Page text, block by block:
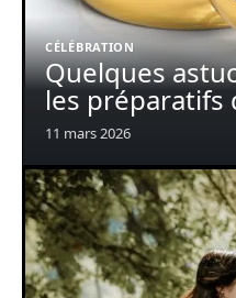
CÉLÉBRATION
Quelques
les préparatifs
11 mars 2026